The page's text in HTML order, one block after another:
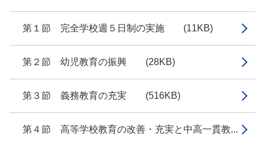
第１節 完全学校週５日制の実施 (11KB)
第２節 幼児教育の振興 (28KB)
第３節 義務教育の充実 (516KB)
第４節 高等学校教育の改善・充実と中高一貫教...